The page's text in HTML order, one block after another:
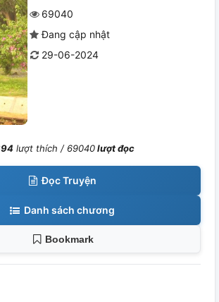
69040
Đang cập nhật
29-06-2024
lượt thích / 69040lượt đọc
Đọc Truyện
Danh sách chương
Bookmark